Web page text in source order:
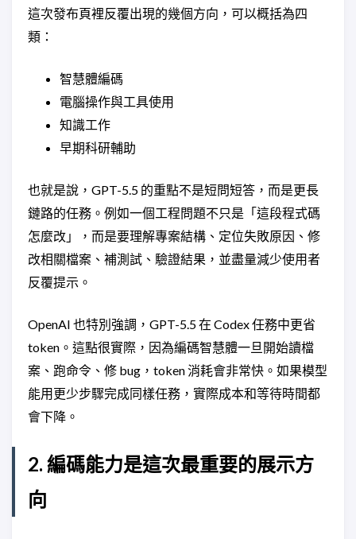
這次發布頁裡反覆出現的幾個方向，可以概括為四
類：
智慧體編碼
電腦操作與工具使用
知識工作
早期科研輔助
也就是說，GPT-5.5 的重點不是短問短答，而是更長
鏈路的任務。例如一個工程問題不只是「這段程式碼
怎麼改」，而是要理解專案結構、定位失敗原因、修
改相關檔案、補測試、驗證結果，並盡量減少使用者
反覆提示。
OpenAI 也特別強調，GPT-5.5 在 Codex 任務中更省
token。這點很實際，因為編碼智慧體一旦開始讀檔
案、跑命令、修 bug，token 消耗會非常快。如果模型
能用更少步驟完成同樣任務，實際成本和等待時間都
會下降。
2. 編碼能力是這次最重要的展示方
向